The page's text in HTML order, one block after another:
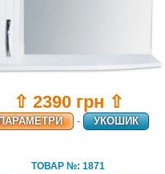
⇧ 2390 грн ⇧
- УКОШИК
ТОВАР №: 1871